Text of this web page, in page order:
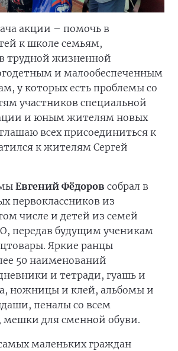
акции – помочь в
к школе семьям,
трудной жизненной
и малообеспеченным
у которых есть проблемы со
участников специальной
и юным жителям новых
всех присоединиться к
к жителям Сергей
Евгений Фёдоров собрал в
первоклассников из
числе и детей из семей
передав будущим ученикам
Яркие ранцы
50 наименований
и тетради, гуашь и
ножницы и клей, альбомы и
пеналы со всем
для сменной обуви.
маленьких граждан